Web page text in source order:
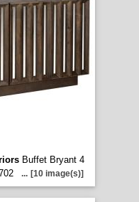
Buffet Bryant 4
... [10 image(s)]